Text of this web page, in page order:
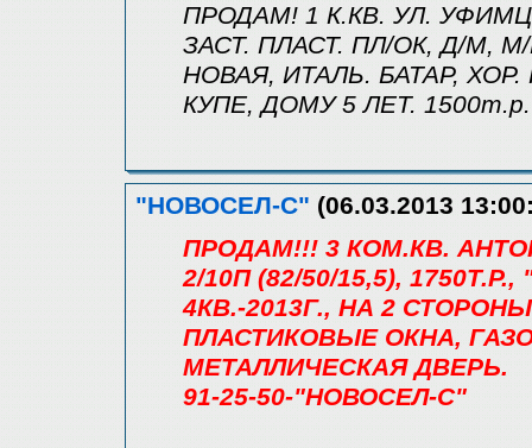
ПРОДАМ! 1 К.КВ. УЛ.
ЗАСТ. ПЛАСТ. ПЛ/ОК, Д/М,
НОВАЯ, ИТАЛЬ. БАТАР,
КУПЕ, ДОМУ 5 ЛЕТ.
"НОВОСЕЛ-С" (06.03.2013
ПРОДАМ!!! 3 КОМ.КВ.
2/10П (82/50/15,5),
4КВ.-2013Г., НА 2
ПЛАСТИКОВЫЕ ОКНА,
МЕТАЛЛИЧЕСКАЯ ДВЕРЬ.
91-25-50-"НОВОСЕЛ-С"